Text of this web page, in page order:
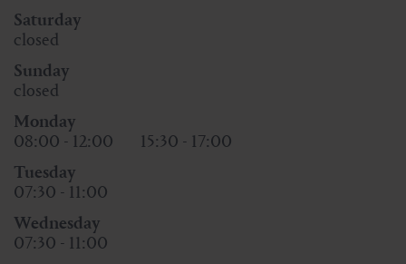
Saturday
closed
Sunday
closed
Monday
08:00 - 12:00
15:30 - 17:00
Tuesday
07:30 - 11:00
Wednesday
07:30 - 11:00